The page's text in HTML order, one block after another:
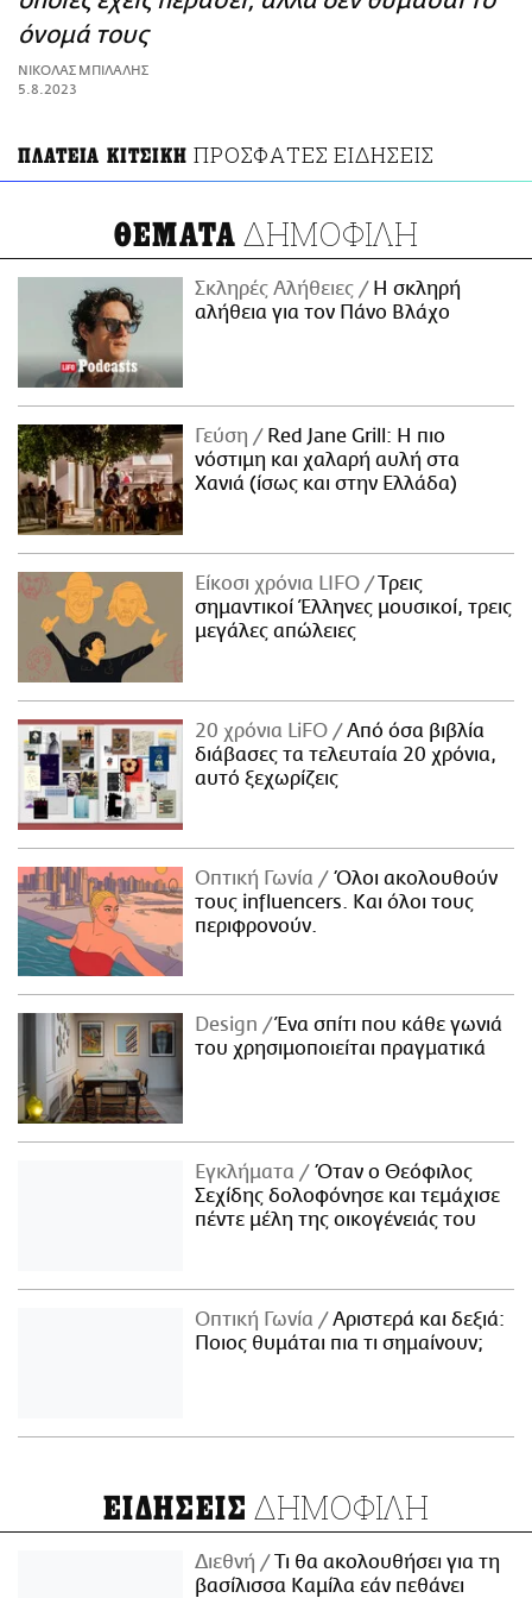
ΑΜΠΑ
PRINT
όνομά τους
ΝΙΚΟΛΑΣ ΜΠΙΛΑΛΗΣ
5.8.2023
ΠΛΑΤΕΙΑ ΚΙΤΣΙΚΗ ΠΡΟΣΦΑΤΕΣ ΕΙΔΗΣΕΙΣ
ΘΕΜΑΤΑ ΔΗΜΟΦΙΛΗ
Σκληρές Αλήθειες
H σκληρή
αλήθεια για τον Πάνο Βλάχο
Γεύση
Red Jane Grill: Η πιο
νόστιμη και χαλαρή αυλή στα
Χανιά (ίσως και στην Ελλάδα)
Είκοσι χρόνια LIFO
Tρεις
σημαντικοί Έλληνες μουσικοί, τρεις
μεγάλες απώλειες
20 χρόνια LiFO
Από όσα βιβλία
διάβασες τα τελευταία 20 χρόνια,
αυτό ξεχωρίζεις
Οπτική Γωνία
Όλοι ακολουθούν
τους influencers. Και όλοι τους
περιφρονούν.
Design
Ένα σπίτι που κάθε γωνιά
του χρησιμοποιείται πραγματικά
Εγκλήματα
Όταν ο Θεόφιλος
Σεχίδης δολοφόνησε και τεμάχισε
πέντε μέλη της οικογένειάς του
Οπτική Γωνία
Αριστερά και δεξιά:
Ποιος θυμάται πια τι σημαίνουν;
ΕΙΔΗΣΕΙΣ ΔΗΜΟΦΙΛΗ
Διεθνή
Τι θα ακολουθήσει για τη
βασίλισσα Καμίλα εάν πεθάνει